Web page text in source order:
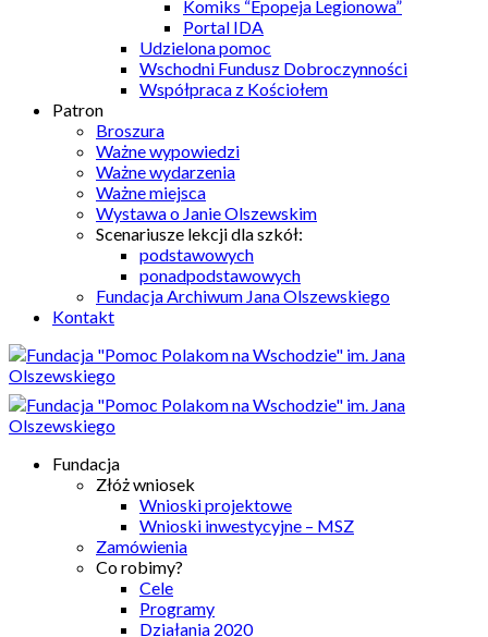
Komiks “Epopeja Legionowa”
Portal IDA
Udzielona pomoc
Wschodni Fundusz Dobroczynności
Współpraca z Kościołem
Patron
Broszura
Ważne wypowiedzi
Ważne wydarzenia
Ważne miejsca
Wystawa o Janie Olszewskim
Scenariusze lekcji dla szkół:
podstawowych
ponadpodstawowych
Fundacja Archiwum Jana Olszewskiego
Kontakt
Fundacja
Złóż wniosek
Wnioski projektowe
Wnioski inwestycyjne – MSZ
Zamówienia
Co robimy?
Cele
Programy
Działania 2020